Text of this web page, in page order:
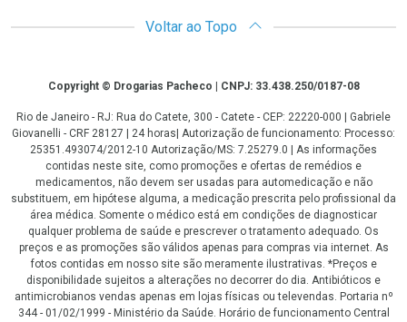
Voltar ao Topo
CopyrightCopyright © Drogarias Pacheco | CNPJ: 33.438.250/0187-08
Rio de Janeiro - RJ: Rua do Catete, 300 - Catete - CEP: 22220-000 | Gabriele
Giovanelli - CRF 28127 | 24 horas| Autorização de funcionamento: Processo:
25351.493074/2012-10 Autorização/MS: 7.25279.0 | As informações
contidas neste site, como promoções e ofertas de remédios e
medicamentos, não devem ser usadas para automedicação e não
substituem, em hipótese alguma, a medicação prescrita pelo profissional da
área médica. Somente o médico está em condições de diagnosticar
qualquer problema de saúde e prescrever o tratamento adequado. Os
preços e as promoções são válidos apenas para compras via internet. As
fotos contidas em nosso site são meramente ilustrativas. *Preços e
disponibilidade sujeitos a alterações no decorrer do dia. Antibióticos e
antimicrobianos vendas apenas em lojas físicas ou televendas. Portaria nº
344 - 01/02/1999 - Ministério da Saúde. Horário de funcionamento Central